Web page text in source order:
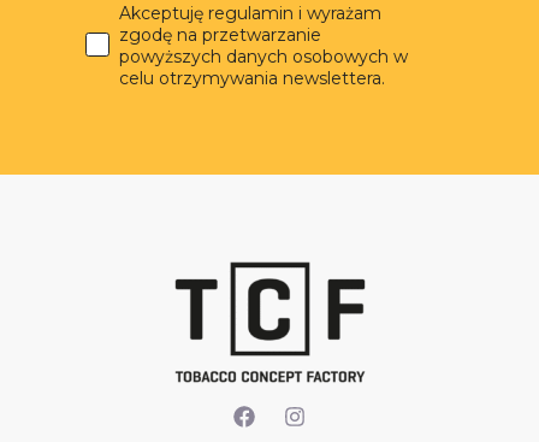
Akceptuję regulamin i wyrażam
zgodę na przetwarzanie
powyższych danych osobowych w
celu otrzymywania newslettera.